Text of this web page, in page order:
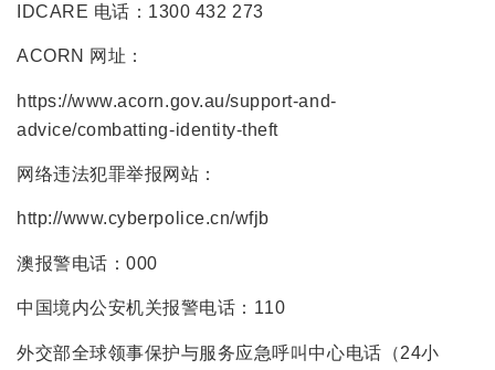
IDCARE 电话：1300 432 273
ACORN 网址：
https://www.acorn.gov.au/support-and-
advice/combatting-identity-theft
网络违法犯罪举报网站：
http://www.cyberpolice.cn/wfjb
澳报警电话：000
中国境内公安机关报警电话：110
外交部全球领事保护与服务应急呼叫中心电话（24小